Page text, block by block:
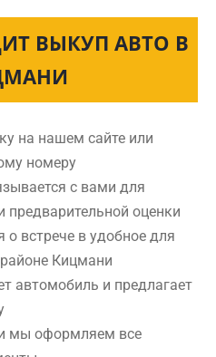
ВЫКУП АВТО В
на нашем сайте или
номеру
с вами для
предварительной оценки
встрече в удобное для
Кицмани
автомобиль и предлагает
мы оформляем все